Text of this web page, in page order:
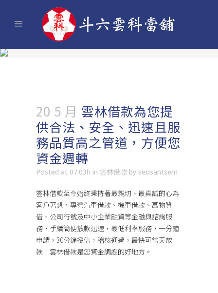
20 5 月 雲林借款為您提
供合法、安全、迅速且服
務品質高之管道，方便您
資金週轉
Posted at 07:03h in 雲林借款 by seosantsem
雲林借款至今始終秉持著最親切、最真誠的心為
客戶著想，專營汽車借款、機車借款、萬物質
借、公司行號及中小企業融資等金融與諮詢服
務，手續簡便放款迅速，最低利率服務，一分鐘
申請，30分鐘授信，稽核通過，最快可當天放
款！雲林借款是您資金調度的好地方。